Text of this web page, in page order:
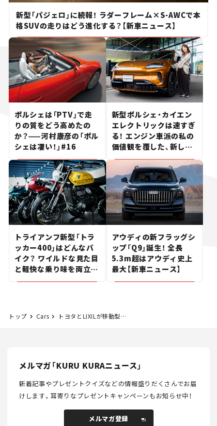
新型「パジェロ」に続報！ ラダーフレーム×S-AWCで本
格SUVの走りはどう進化する？【新車ニュース】
ポルシェは「PTV」で走
りの質をどう高めたの
か？——河村康彦の「ポル
シェは凄い！」#16
新型ポルシェ・カイエン
エレクトリックは速すぎ
る！ エンジン車派の私の
価値観を覆した、新しい
ポルシェの走り。
トライアンフ新型「トラ
ッカー400」はどんなバ
イク？ ワイルドな見た目
と軽快な乗り味を両立し
た400ccフラットトラッ
アウディの新フラッグシ
ップ「Q9」誕生！ 全長
5.3m超はアウディ史上
最大【新車ニュース】
トップ Cars トヨタとLIXILが移動型バリアフリートイレ「モバイルトイレ」を開発
メルマガ「KURU KURAニュース」
新着記事やプレゼントクイズなどの情報盛りだくさんでお届
けします。耳寄りなプレゼントキャンペーンもお知らせ中！
メルマガ登録